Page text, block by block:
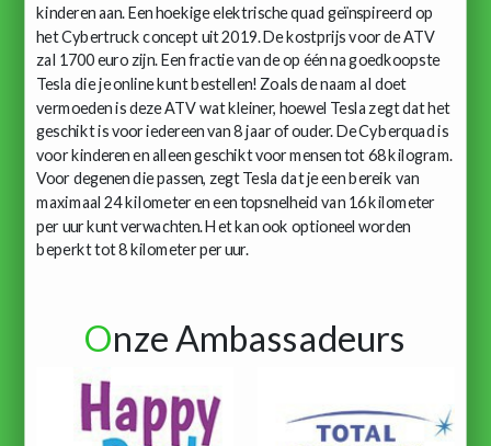
kinderen aan. Een hoekige elektrische quad geïnspireerd op
het Cybertruck concept uit 2019. De kostprijs voor de ATV
zal 1700 euro zijn. Een fractie van de op één na goedkoopste
Tesla die je online kunt bestellen! Zoals de naam al doet
vermoeden is deze ATV wat kleiner, hoewel Tesla zegt dat het
geschikt is voor iedereen van 8 jaar of ouder. De Cyberquad is
voor kinderen en alleen geschikt voor mensen tot 68 kilogram.
Voor degenen die passen, zegt Tesla dat je een bereik van
maximaal 24 kilometer en een topsnelheid van 16 kilometer
per uur kunt verwachten. Het kan ook optioneel worden
beperkt tot 8 kilometer per uur.
Onze Ambassadeurs